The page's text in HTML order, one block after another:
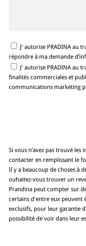
J' autorise PRADINA au
répondre à ma demande
J' autorise PRADINA au
finalités commerciales et
communications marketing
Si vous n’avez pas trouvé les
contacter en remplissant le
Il y a beaucoup de choses à
ouhaitez-vous trouver un
Prandina peut compter sur
certains d'entre eux peuvent
exclusifs, pour leur garantie
possibilité de voir dans leur